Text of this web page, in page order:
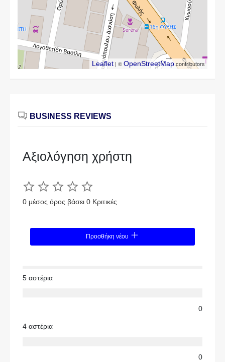
Leaflet | ©OpenStreetMapcontributors
BUSINESS REVIEWS
Αξιολόγηση χρήστη
0 μέσος όρος βάσει 0 Κριτικές
Προσθήκη νέου
5 αστέρια
0
4 αστέρια
0